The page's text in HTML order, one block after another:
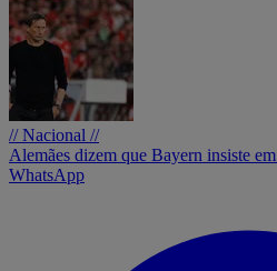
// Nacional //
Alemães dizem que Bayern insiste
WhatsApp